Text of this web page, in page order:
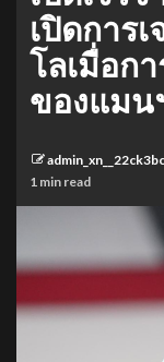
เปิดการ
โลเมื่อก
ของแม
1 min read